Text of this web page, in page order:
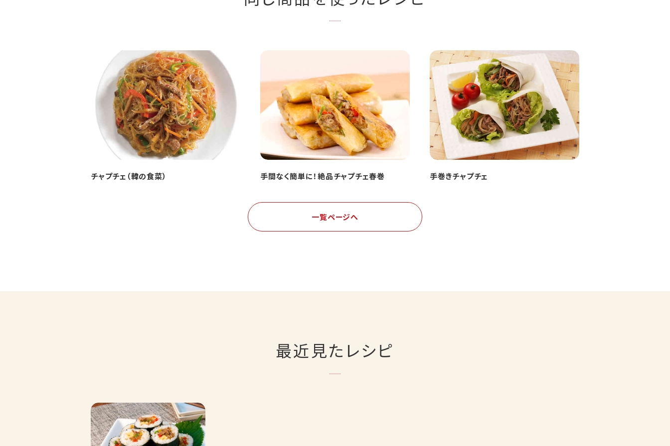
チャプチェ（韓の食菜） 手間なく簡単に！絶品チャプチェ春巻 手巻きチャプチェ
一覧ページへ
最近見たレシピ